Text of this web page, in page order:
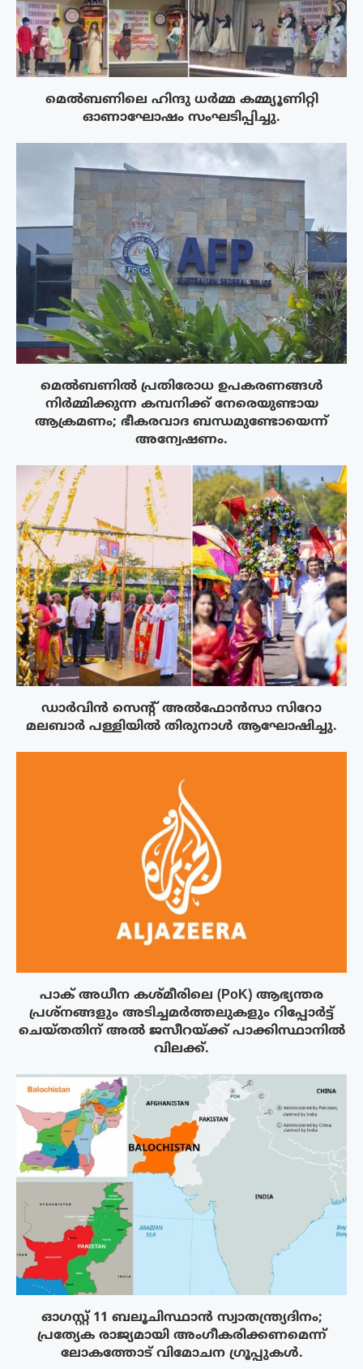
മെൽബണിലെ ഹിന്ദു ധർമ്മ കമ്മ്യൂണിറ്റി
ഓണാഘോഷം സംഘടിപ്പിച്ചു.
മെൽബണിൽ പ്രതിരോധ ഉപകരണങ്ങൾ
നിർമ്മിക്കുന്ന കമ്പനിക്ക് നേരെയുണ്ടായ
ആക്രമണം; ഭീകരവാദ ബന്ധമുണ്ടോയെന്ന്
അന്വേഷണം.
ഡാർവിൻ സെന്റ് അൽഫോൻസാ സിറോ
മലബാർ പള്ളിയിൽ തിരുനാൾ ആഘോഷിച്ചു.
പാക് അധീന കശ്മീരിലെ (PoK) ആഭ്യന്തര
പ്രശ്നങ്ങളും അടിച്ചമർത്തലുകളും റിപ്പോർട്ട്
ചെയ്തതിന് അൽ ജസീറയ്‌ക്ക് പാക്കിസ്ഥാനിൽ
വിലക്ക്.
ഓഗസ്റ്റ് 11 ബലൂചിസ്ഥാൻ സ്വാതന്ത്ര്യദിനം;
പ്രത്യേക രാജ്യമായി അംഗീകരിക്കണമെന്ന്
ലോകത്തോട് വിമോചന ഗ്രൂപ്പുകൾ.